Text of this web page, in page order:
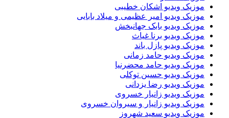
موزیک ویدیو اشکان خطیبی
موزیک ویدیو امیر عظیمی و میلاد بابایی
موزیک ویدیو بابک جهانبخش
موزیک ویدیو برنا غیاث
موزیک ویدیو پازل باند
موزیک ویدیو حامد زمانی
موزیک ویدیو حامد محضرنیا
موزیک ویدیو حسین توکلی
موزیک ویدیو رضا یزدانی
موزیک ویدیو زانیار خسروی
موزیک ویدیو زانیار و سیروان خسروی
موزیک ویدیو سعید شهروز